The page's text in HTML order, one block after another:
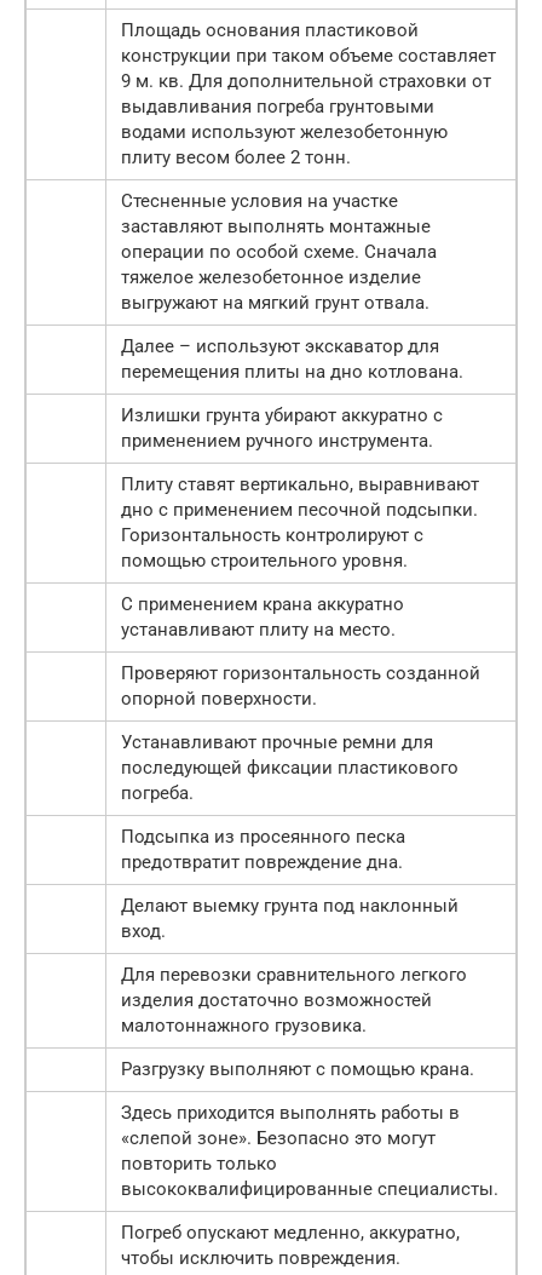
Площадь основания пластиковой
конструкции при таком объеме составляет
9 м. кв. Для дополнительной страховки от
выдавливания погреба грунтовыми
водами используют железобетонную
плиту весом более 2 тонн.
Стесненные условия на участке
заставляют выполнять монтажные
операции по особой схеме. Сначала
тяжелое железобетонное изделие
выгружают на мягкий грунт отвала.
Далее – используют экскаватор для
перемещения плиты на дно котлована.
Излишки грунта убирают аккуратно с
применением ручного инструмента.
Плиту ставят вертикально, выравнивают
дно с применением песочной подсыпки.
Горизонтальность контролируют с
помощью строительного уровня.
С применением крана аккуратно
устанавливают плиту на место.
Проверяют горизонтальность созданной
опорной поверхности.
Устанавливают прочные ремни для
последующей фиксации пластикового
погреба.
Подсыпка из просеянного песка
предотвратит повреждение дна.
Делают выемку грунта под наклонный
вход.
Для перевозки сравнительного легкого
изделия достаточно возможностей
малотоннажного грузовика.
Разгрузку выполняют с помощью крана.
Здесь приходится выполнять работы в
«слепой зоне». Безопасно это могут
повторить только
высококвалифицированные специалисты.
Погреб опускают медленно, аккуратно,
чтобы исключить повреждения.